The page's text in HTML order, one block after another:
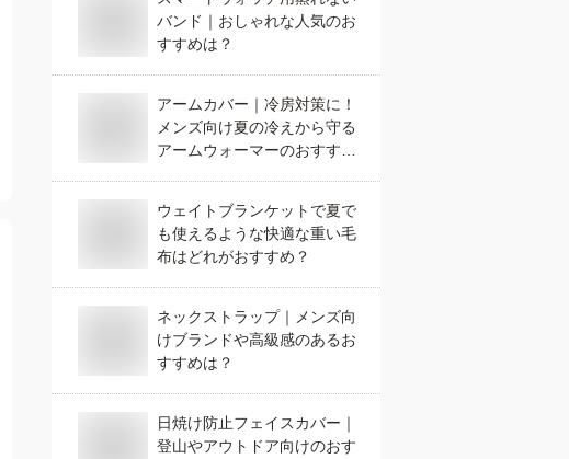
バンド｜おしゃれな人気のお
すすめは？
アームカバー｜冷房対策に！
メンズ向け夏の冷えから守る
アームウォーマーのおすすめ
ウェイトブランケットで夏で
も使えるような快適な重い毛
布はどれがおすすめ？
ネックストラップ｜メンズ向
けブランドや高級感のあるお
すすめは？
日焼け防止フェイスカバー｜
登山やアウトドア向けのおす